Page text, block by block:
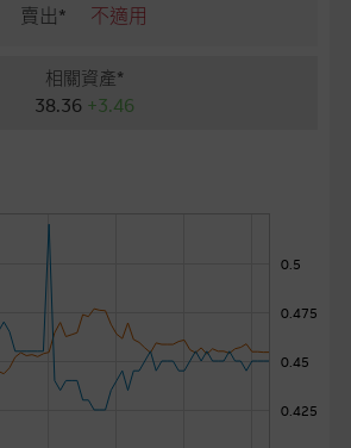
賣出* 不適用
相關資產*
38.36 +3.46
0.425
0.45
0.475
0.5